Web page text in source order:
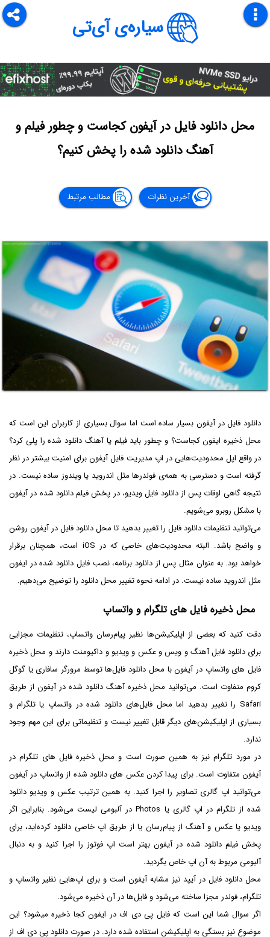
سیاره‌ی آی‌تی
محل دانلود فایل در آیفون کجاست و چطور فیلم و
آهنگ دانلود شده را پخش کنیم؟
آخرین نظرات مطالب مرتبط
دانلود فایل در آیفون بسیار ساده است اما سوال بسیاری از کاربران این است که
محل ذخیره ایفون کجاست؟ و چطور باید فیلم یا آهنگ دانلود شده را پلی کرد؟
در واقع اپل محدودیت‌هایی در اپ مدیریت فایل آیفون برای امنیت بیشتر در نظر
گرفته است و دسترسی به همه‌ی فولدرها مثل اندروید یا ویندوز ساده نیست. در
نتیجه گاهی اوقات پس از دانلود فایل ویدیو، در پخش فیلم دانلود شده در آیفون
با مشکل روبرو می‌شویم.
می‌توانید تنظیمات دانلود فایل را تغییر بدهید تا محل دانلود فایل در آیفون روشن
و واضح باشد. البته محدودیت‌های خاصی که در iOS است، همچنان برقرار
خواهد بود. به عنوان مثال پس از دانلود برنامه، نصب فایل دانلود شده در ایفون
مثل اندروید ساده نیست. در ادامه نحوه تغییر محل دانلود را توضیح می‌دهیم.
محل ذخیره فایل های تلگرام و واتساپ
دقت کنید که بعضی از اپلیکیشن‌ها نظیر پیام‌رسان واتساپ، تنظیمات مجزایی
برای دانلود فایل آهنگ و ویس و عکس و ویدیو و داکیومنت دارند و محل ذخیره
فایل های واتساپ در آیفون با محل دانلود فایل‌ها توسط مرورگر سافاری یا گوگل
کروم متفاوت است. می‌توانید محل ذخیره آهنگ دانلود شده در آیفون از طریق
Safari را تغییر بدهید اما محل فایل‌های دانلود شده در واتساپ یا تلگرام و
بسیاری از اپلیکیشن‌های دیگر قابل تغییر نیست و تنظیماتی برای این مهم وجود
ندارد.
در مورد تلگرام نیز به همین صورت است و محل ذخیره فایل های تلگرام در
آیفون متفاوت است. برای پیدا کردن عکس های دانلود شده از واتساپ در آیفون
می‌توانید اپ گالری تصاویر را اجرا کنید. به همین ترتیب عکس و ویدیو دانلود
شده از تلگرام در اپ گالری یا Photos در آلبومی لیست می‌شود. بنابراین اگر
ویدیو یا عکس و آهنگ از پیام‌رسان یا از طریق اپ خاصی دانلود کرده‌اید، برای
پخش فیلم دانلود شده در آیفون بهتر است اپ فوتوز را اجرا کنید و به دنبال
آلبومی مربوط به آن اپ خاص بگردید.
محل دانلود فایل در آیپد نیز مشابه آیفون است و برای اپ‌هایی نظیر واتساپ و
تلگرام، فولدر مجزا ساخته می‌شود و فایل‌ها در آن ذخیره می‌شود.
اگر سوال شما این است که فایل پی دی اف در ایفون کجا ذخیره میشود؟ این
موضوع نیز بستگی به اپلیکیشن استفاده شده دارد. در صورت دانلود پی دی اف از